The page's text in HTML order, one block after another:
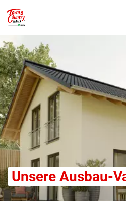
Unsere Ausbau-
Wonach möchten Sie